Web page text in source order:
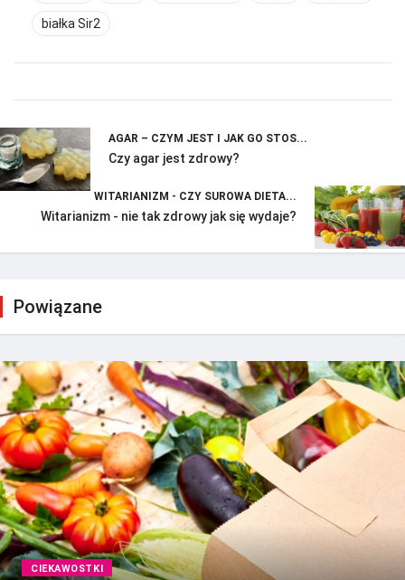
białka Sir2
AGAR – CZYM JEST I JAK GO STOS...
Czy agar jest zdrowy?
WITARIANIZM - CZY SUROWA DIETA...
Witarianizm - nie tak zdrowy jak się wydaje?
Powiązane
CIEKAWOSTKI